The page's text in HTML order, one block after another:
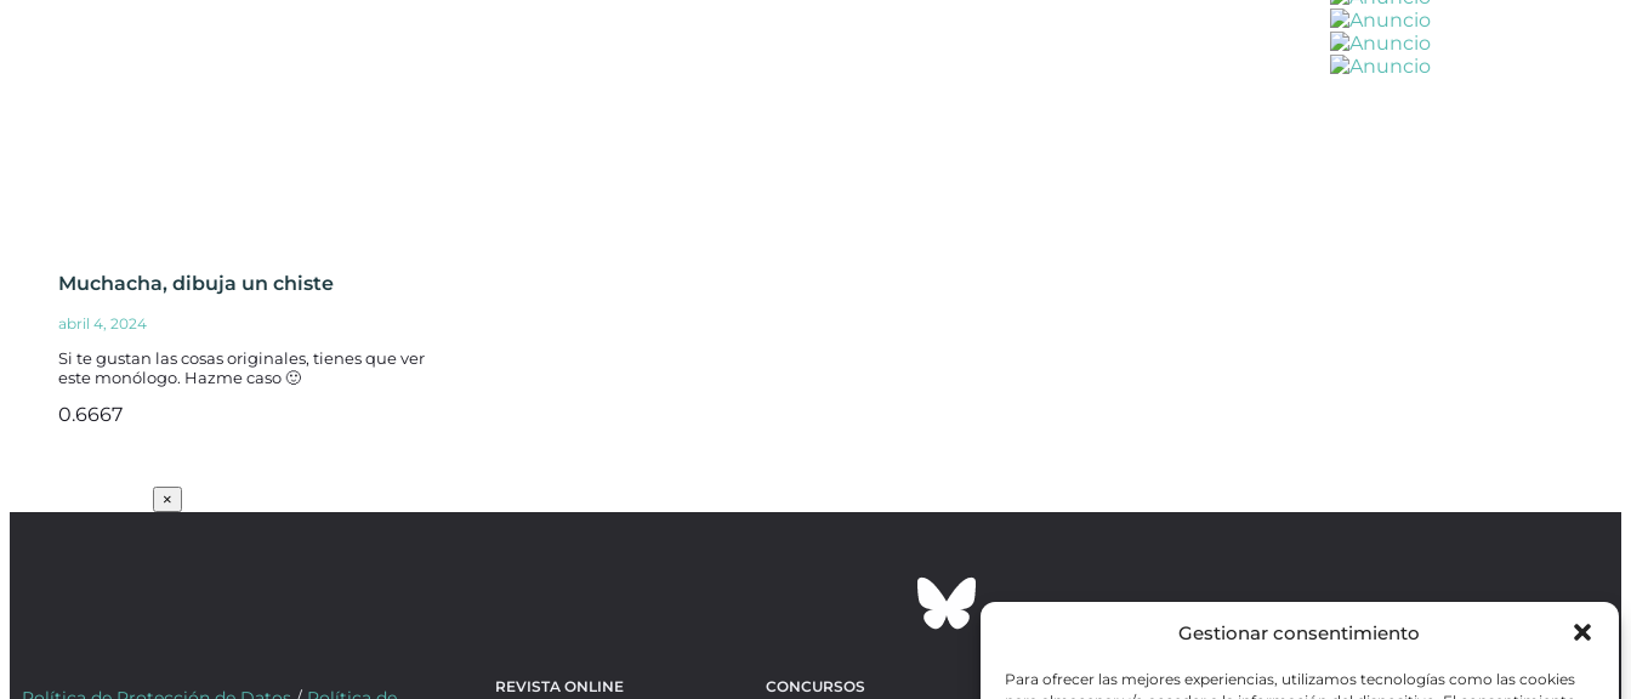
Gestionar consentimiento
Para ofrecer las mejores experiencias, utilizamos tecnologías como las cookies
Muchacha, dibuja un chiste
abril 4, 2024
Si te gustan las cosas originales, tienes que ver
este monólogo. Hazme caso 🙂
×
REVISTA ONLINE CONCURSOS OBRAS MÁS VOTADAS
Revista GODOT
es una revista
sobre artes escénicas de Madrid, gratuita y